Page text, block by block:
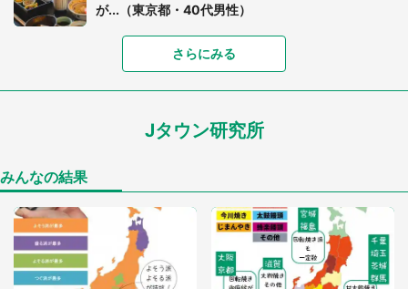
が...（東京都・40代男性）
「富豪すぎ」1歳息子の〝店頭駄々こね〟の内容に1.
7万人驚がく 「お菓子売り場ならまだしも...」「ハ
ードル高い」
あまりにも四角すぎる猫、激写される 「これもう
「閉所恐怖症の私は新幹線で大パニック。隣席の青
年に『手を繋いで』とお願いしたら...」 体験談に
8万人感動
さらにみる
Jタウン研究所
みんなの結果